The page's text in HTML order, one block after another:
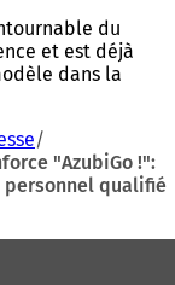
du
et est déjà
dans la
"AzubiGo !":
qualifié